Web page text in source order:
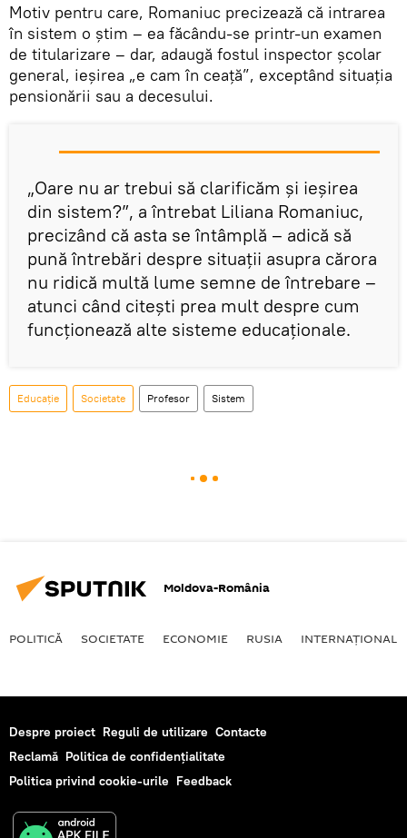
Motiv pentru care, Romaniuc precizează că intrarea
în sistem o ştim – ea făcându-se printr-un examen
de titularizare – dar, adaugă fostul inspector şcolar
general, ieşirea „e cam în ceaţă”, exceptând situaţia
pensionării sau a decesului.
„Oare nu ar trebui să clarificăm şi ieşirea
din sistem?”, a întrebat Liliana Romaniuc,
precizând că asta se întâmplă – adică să
pună întrebări despre situaţii asupra cărora
nu ridică multă lume semne de întrebare –
atunci când citeşti prea mult despre cum
funcţionează alte sisteme educaţionale.
Educație Societate Profesor Sistem
Moldova-România
POLITICĂ SOCIETATE ECONOMIE RUSIA INTERNAŢIONAL
Despre proiect Reguli de utilizare Contacte
Reclamă Politica de confidențialitate
Politica privind cookie-urile Feedback